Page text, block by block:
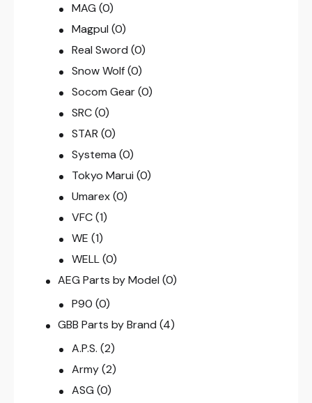
MAG (0)
Magpul (0)
Real Sword (0)
Snow Wolf (0)
Socom Gear (0)
SRC (0)
STAR (0)
Systema (0)
Tokyo Marui (0)
Umarex (0)
VFC (1)
WE (1)
WELL (0)
AEG Parts by Model (0)
P90 (0)
GBB Parts by Brand (4)
A.P.S. (2)
Army (2)
ASG (0)